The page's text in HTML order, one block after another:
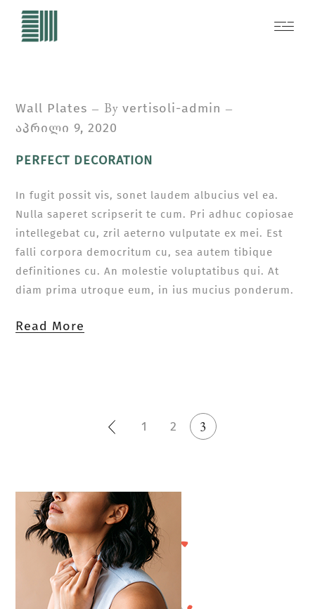
Wall Plates By vertisoli-admin
აპრილი 9, 2020
PERFECT DECORATION
In fugit possit vis, sonet laudem albucius vel ea.
Nulla saperet scripserit te cum. Pri adhuc copiosae
intellegebat cu, zril aeterno vulputate ex mei. Est
falli corpora democritum cu, sea autem tibique
definitiones cu. An molestie voluptatibus qui. At
diam prima utroque eum, in ius mucius ponderum.
Read More
1 2 3